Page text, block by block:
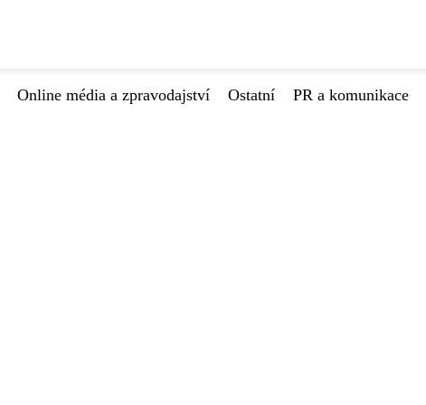
Online média a zpravodajství Ostatní PR a komunikace